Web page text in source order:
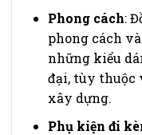
Phong cách:
phong cách
những kiểu
đại, tùy thuộc
xây dựng.
Phụ kiện đi